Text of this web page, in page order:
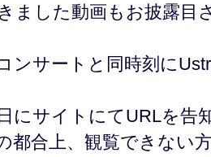
ました動画もお披露目
ンサートと同時刻に
にサイトにてURLを告
都合上、観覧できない